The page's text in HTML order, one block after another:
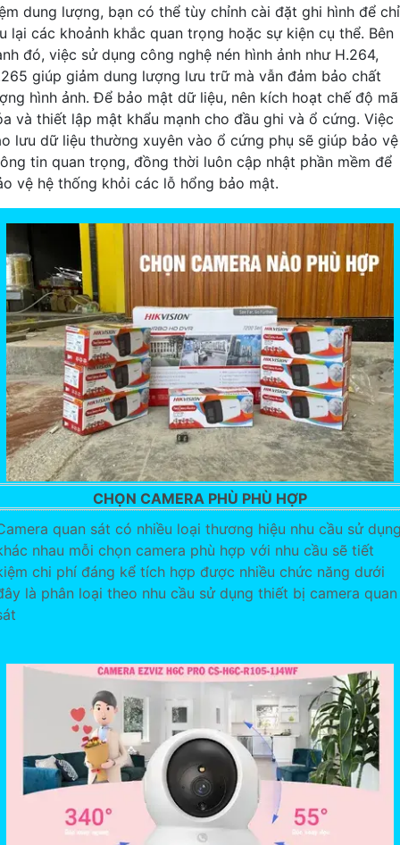
dung lượng, bạn có thể tùy chỉnh cài đặt ghi hình để chỉ
lại các khoảnh khắc quan trọng hoặc sự kiện cụ thể. Bên
đó, việc sử dụng công nghệ nén hình ảnh như H.264,
giúp giảm dung lượng lưu trữ mà vẫn đảm bảo chất
hình ảnh. Để bảo mật dữ liệu, nên kích hoạt chế độ mã
và thiết lập mật khẩu mạnh cho đầu ghi và ổ cứng. Việc
lưu dữ liệu thường xuyên vào ổ cứng phụ sẽ giúp bảo vệ
tin quan trọng, đồng thời luôn cập nhật phần mềm để
vệ hệ thống khỏi các lỗ hổng bảo mật.
CHỌN CAMERA PHÙ PHÙ HỢP
quan sát có nhiều loại thương hiệu nhu cầu sử
nhau mỗi chọn camera phù hợp với nhu cầu sẽ tiết
chi phí đáng kể tích hợp được nhiều chức năng dưới
là phân loại theo nhu cầu sử dụng thiết bị camera quan